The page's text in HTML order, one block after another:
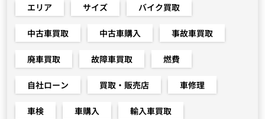
エリア サイズ バイク買取
中古車買取 中古車購入 事故車買取
廃車買取 故障車買取 燃費
自社ローン 買取・販売店 車修理
車検 車購入 輸入車買取